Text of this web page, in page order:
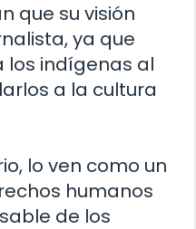
que su visión
ya que
los indígenas al
a la cultura
lo ven como un
humanos
de los